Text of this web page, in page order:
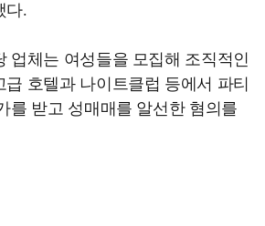
다.
업체는 여성들을 모집해 조직적인
호텔과 나이트클럽 등에서 파티
를 받고 성매매를 알선한 혐의를